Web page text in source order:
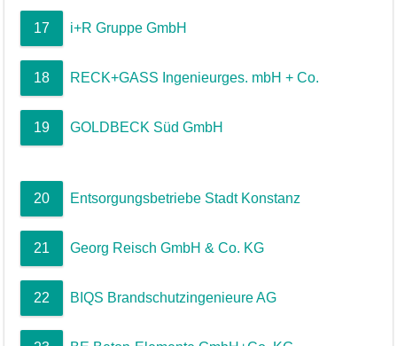
17 i+R Gruppe GmbH
18 RECK+GASS Ingenieurges. mbH + Co.
19 GOLDBECK Süd GmbH
20 Entsorgungsbetriebe Stadt Konstanz
21 Georg Reisch GmbH & Co. KG
22 BIQS Brandschutzingenieure AG